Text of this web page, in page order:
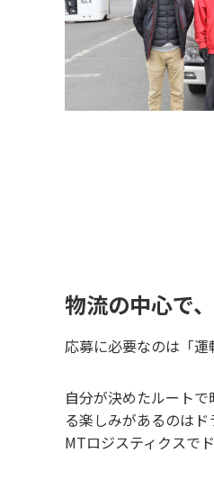
物流の中心で
応募に必要なのは「運
自分が決めたルート
る楽しみがあるのはド
MTロジスティクスで